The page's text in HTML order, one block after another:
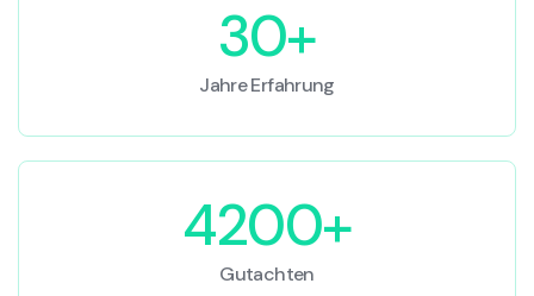
30+
Jahre Erfahrung
4200+
Gutachten